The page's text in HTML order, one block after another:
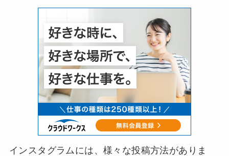
インスタグラムには、様々な投稿方法がありま